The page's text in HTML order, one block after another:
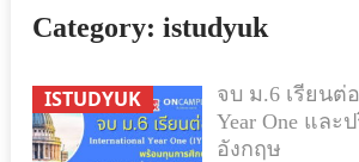
Category: istudyuk
ISTUDYUK
จบ ม.6 เรียนต่
Year One แล
อังกฤษ